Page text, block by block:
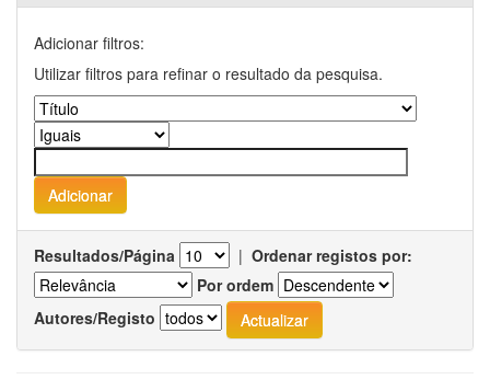
Adicionar filtros:
Utilizar filtros para refinar o resultado da pesquisa.
Resultados/Página | Ordenar registos por:
Por ordem
Autores/Registo